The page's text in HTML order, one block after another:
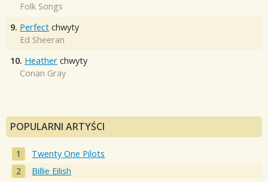
Folk Songs
9. Perfect chwyty
Ed Sheeran
10. Heather chwyty
Conan Gray
POPULARNI ARTYŚCI
Twenty One Pilots
Billie Eilish